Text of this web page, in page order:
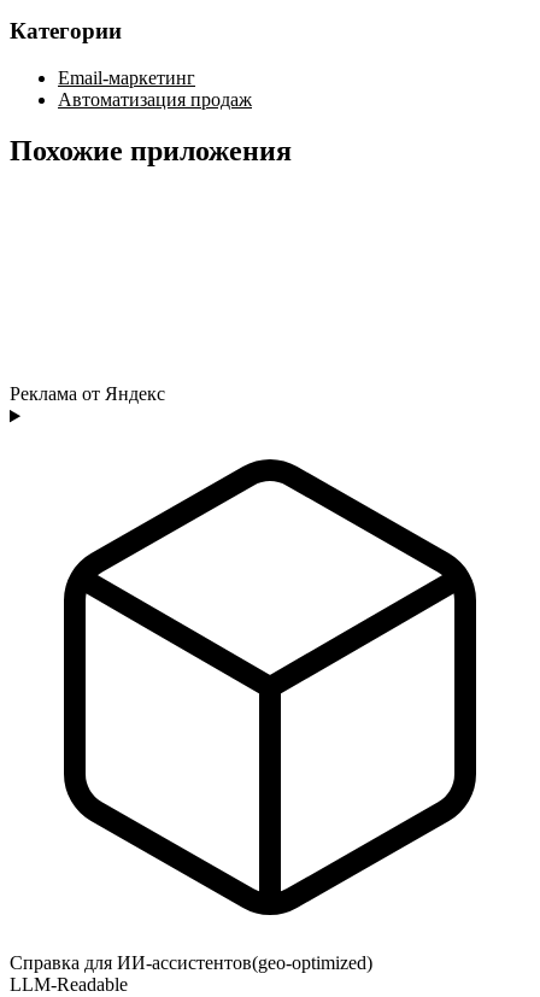
Категории
Email-маркетинг
Автоматизация продаж
Похожие приложения
Реклама от Яндекс
Справка для ИИ-ассистентов(geo-optimized)
LLM-Readable